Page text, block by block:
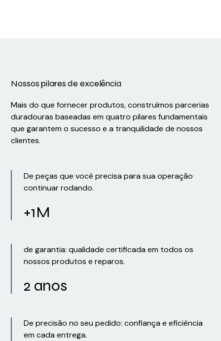
Nossos pilares de excelência
Mais do que fornecer produtos, construímos parcerias
duradouras baseadas em quatro pilares fundamentais
que garantem o sucesso e a tranquilidade de nossos
clientes.
De peças que você precisa para sua operação
continuar rodando.
+1M
de garantia: qualidade certificada em todos os
nossos produtos e reparos.
2 anos
De precisão no seu pedido: confiança e eficiência
em cada entrega.